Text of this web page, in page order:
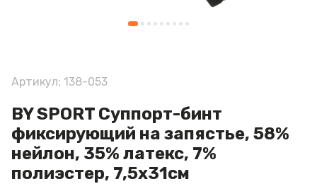
Артикул: 138-053
BY SPORT Суппорт-бинт
фиксирующий на запястье, 58%
нейлон, 35% латекс, 7%
полиэстер, 7,5х31см